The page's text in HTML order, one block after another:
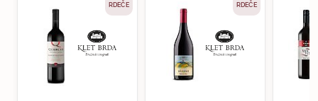
RDEČE RDEČE